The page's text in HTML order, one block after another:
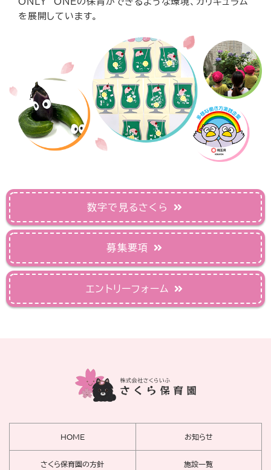
を展開しています。
数字で見るさくら
募集要項
エントリーフォーム
HOME お知らせ
さくら保育園の方針 施設一覧